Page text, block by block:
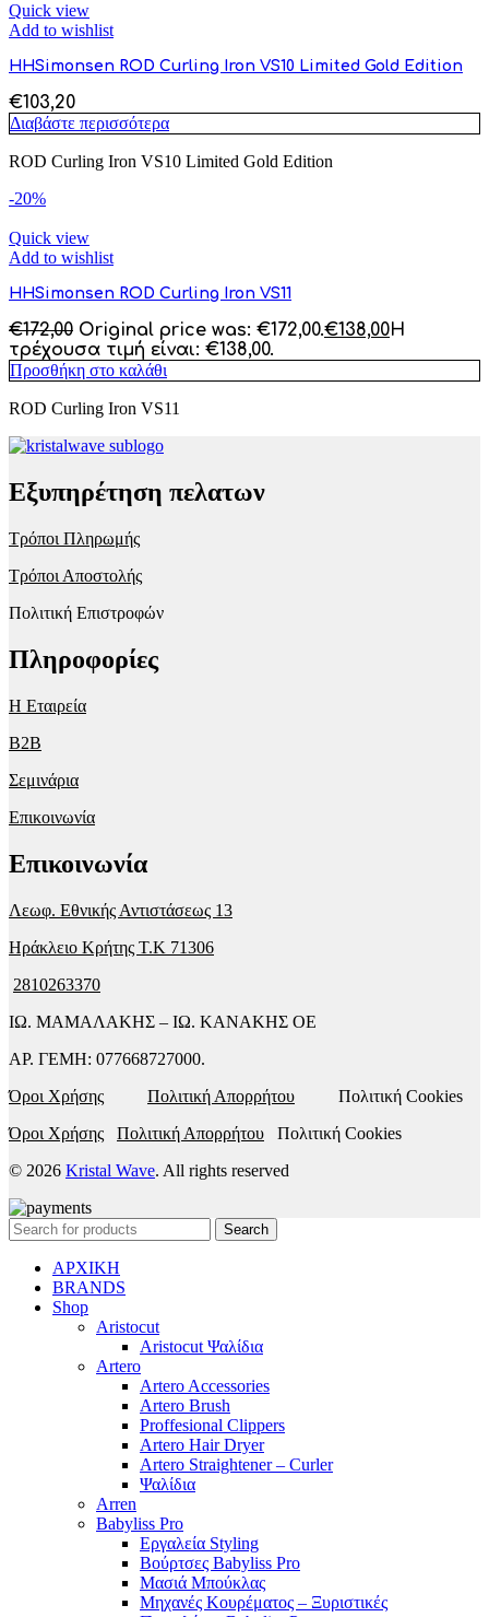
Quick view
Add to wishlist
HHSimonsen ROD Curling Iron VS10 Limited Gold Edition
€103,20
Διαβάστε περισσότερα
ROD Curling Iron VS10 Limited Gold Edition
-20%
Quick view
Add to wishlist
HHSimonsen ROD Curling Iron VS11
€172,00 Original price was: €172,00.€138,00Η
τρέχουσα τιμή είναι: €138,00.
Προσθήκη στο καλάθι
ROD Curling Iron VS11
Εξυπηρέτηση πελατων
Τρόποι Πληρωμής
Τρόποι Αποστολής
Πολιτική Επιστροφών
Πληροφορίες
Η Εταιρεία
B2B
Σεμινάρια
Επικοινωνία
Επικοινωνία
Λεωφ. Εθνικής Αντιστάσεως 13
Ηράκλειο Κρήτης T.K 71306
2810263370
ΙΩ. ΜΑΜΑΛΑΚΗΣ – ΙΩ. ΚΑΝΑΚΗΣ ΟΕ
ΑΡ. ΓΕΜΗ: 077668727000.
Όροι Χρήσης
Πολιτική Απορρήτου Πολιτική Cookies
Όροι Χρήσης
Πολιτική Απορρήτου Πολιτική Cookies
© 2026 Kristal Wave. All rights reserved
Search
ΑΡΧΙΚΗ
BRANDS
Shop
Aristocut
Aristocut Ψαλίδια
Artero
Artero Accessories
Artero Brush
Proffesional Clippers
Artero Hair Dryer
Artero Straightener – Curler
Ψαλίδια
Arren
Babyliss Pro
Εργαλεία Styling
Βούρτσες Babyliss Pro
Μασιά Μπούκλας
Μηχανές Κουρέματος – Ξυριστικές